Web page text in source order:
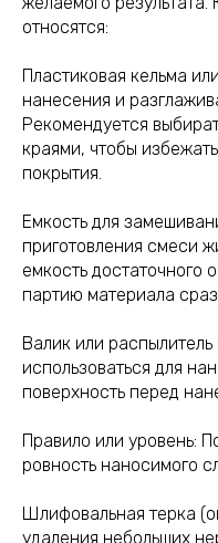
относятся:
Пластиковая кельма
нанесения и
Рекомендуется
краями, чтобы
покрытия.
Емкость для
приготовления смеси
емкость достаточного
партию материала
Валик или
использоваться для
поверхность перед
Правило или уровень:
ровность наносимого
Шлифовальная терка
удаления небольших